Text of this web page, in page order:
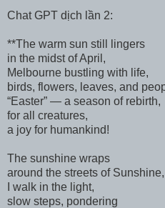
Chat GPT dịch lần 2:
**The warm sun still lingers
in the midst of April,
Melbourne bustling with life,
birds, flowers, leaves, and
“Easter” — a season of rebirth,
for all creatures,
a joy for humankind!
The sunshine wraps
around the streets of Sunshine,
I walk in the light,
slow steps, pondering